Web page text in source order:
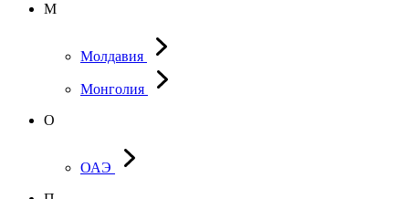
М
Молдавия
Монголия
О
ОАЭ